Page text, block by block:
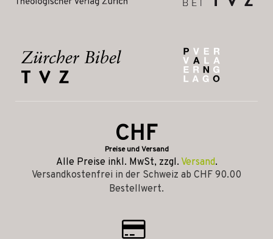
CHF
Preise und Versand
Alle Preise inkl. MwSt, zzgl. Versand.
Versandkostenfrei in der Schweiz ab CHF 90.00
Bestellwert.